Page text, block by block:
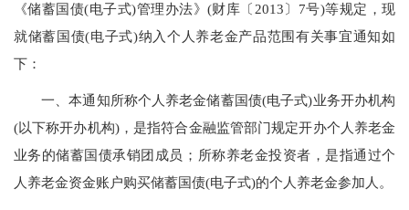
《储蓄国债(电子式)管理办法》(财库〔2013〕7号)等规定，现
就储蓄国债(电子式)纳入个人养老金产品范围有关事宜通知如
下：
一、本通知所称个人养老金储蓄国债(电子式)业务开办机构
(以下称开办机构)，是指符合金融监管部门规定开办个人养老金
业务的储蓄国债承销团成员；所称养老金投资者，是指通过个
人养老金资金账户购买储蓄国债(电子式)的个人养老金参加人。